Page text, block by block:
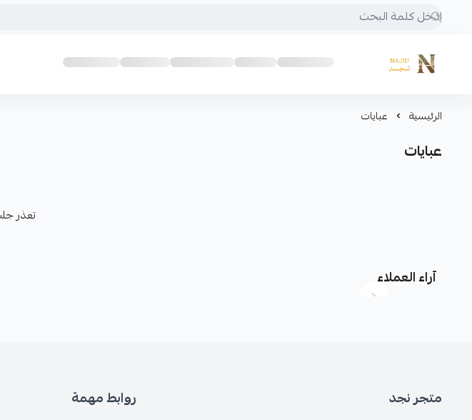
متجر نجد
الرئيسية عبايات
عبايات
تعذر
آراء العملاء
متجر نجد روابط مهمة